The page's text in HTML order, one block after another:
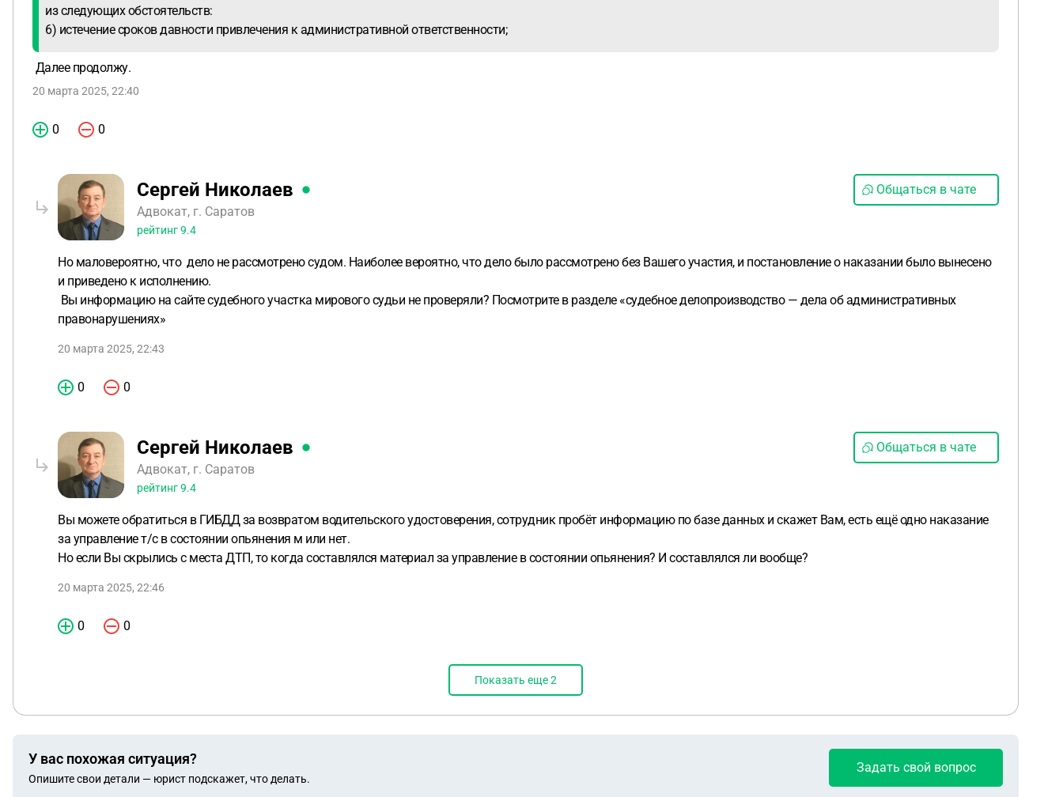
из следующих обстоятельств:
6) истечение сроков давности привлечения к административной ответственности;
Далее продолжу.
20 марта 2025, 22:40
0 0
Сергей Николаев
Адвокат, г. Саратов
рейтинг9.4
Общаться в чате
Но маловероятно, что дело не рассмотрено судом. Наиболее вероятно, что дело было рассмотрено без Вашего участия, и постановление о наказании было вынесено
и приведено к исполнению.
Вы информацию на сайте судебного участка мирового судьи не проверяли? Посмотрите в разделе «судебное делопроизводство — дела об административных
правонарушениях»
20 марта 2025, 22:43
0 0
Сергей Николаев
Адвокат, г. Саратов
рейтинг9.4
Общаться в чате
Вы можете обратиться в ГИБДД за возвратом водительского удостоверения, сотрудник пробёт информацию по базе данных и скажет Вам, есть ещё одно наказание
за управление т/с в состоянии опьянения м или нет.
Но если Вы скрылись с места ДТП, то когда составлялся материал за управление в состоянии опьянения? И составлялся ли вообще?
20 марта 2025, 22:46
0 0
Показать еще2
У вас похожая ситуация?
Опишите свои детали — юрист подскажет, что делать.
Задать свой вопрос